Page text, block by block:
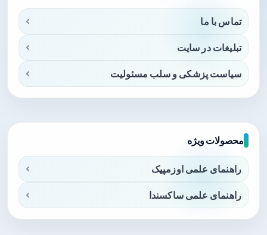
تماس با ما
تبلیغات در سایت
سیاست پزشکی و سلب مسئولیت
محصولات ویژه
راهنمای علمی اوزمپیک
راهنمای علمی ساکسندا